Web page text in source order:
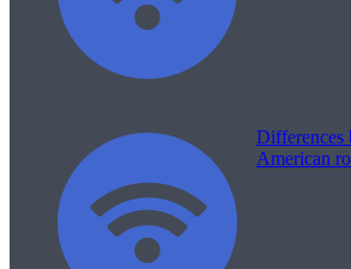
Differences
American